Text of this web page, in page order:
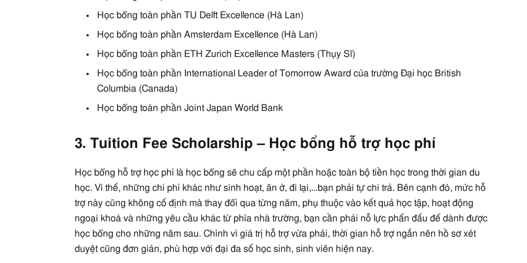
Học bổng toàn phần TU Delft Excellence (Hà Lan)
Học bổng toàn phần Amsterdam Excellence (Hà Lan)
Học bổng toàn phần ETH Zurich Excellence Masters (Thụy Sĩ)
Học bổng toàn phần International Leader of Tomorrow Award của trường Đại học British
Columbia (Canada)
Học bổng toàn phần Joint Japan World Bank
3. Tuition Fee Scholarship – Học bổng hỗ trợ học phí
Học bổng hỗ trợ học phí là học bổng sẽ chu cấp một phần hoặc toàn bộ tiền học trong thời gian du
học. Vì thế, những chi phí khác như sinh hoạt, ăn ở, đi lại,…bạn phải tự chi trả. Bên cạnh đó, mức hỗ
trợ này cũng không cố định mà thay đổi qua từng năm, phụ thuộc vào kết quả học tập, hoạt động
ngoại khoá và những yêu cầu khác từ phía nhà trường, bạn cần phải nỗ lực phấn đấu để dành được
học bổng cho những năm sau. Chính vì giá trị hỗ trợ vừa phải, thời gian hỗ trợ ngắn nên hồ sơ xét
duyệt cũng đơn giản, phù hợp với đại đa số học sinh, sinh viên hiện nay.